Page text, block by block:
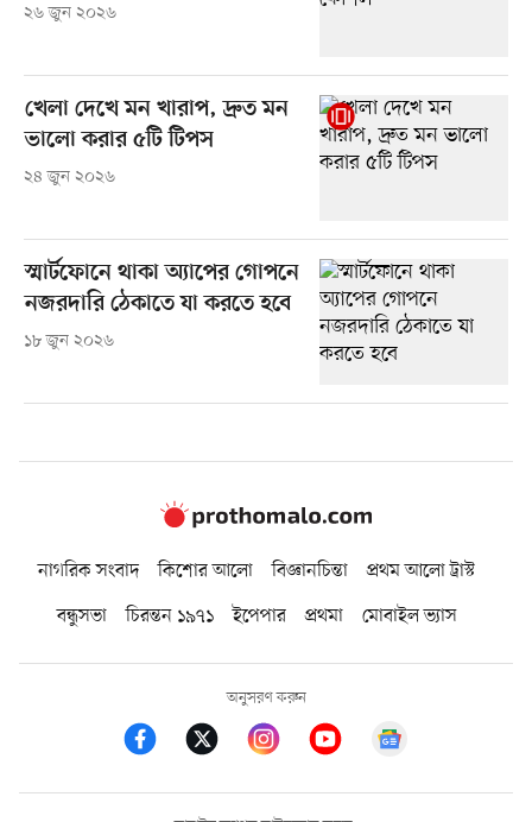
২৬ জুন ২০২৬
খেলা দেখে মন খারাপ, দ্রুত মন
ভালো করার ৫টি টিপস
২৪ জুন ২০২৬
স্মার্টফোনে থাকা অ্যাপের গোপনে
নজরদারি ঠেকাতে যা করতে হবে
১৮ জুন ২০২৬
নাগরিক সংবাদ কিশোর আলো বিজ্ঞানচিন্তা
প্রথম আলো ট্রাস্ট
বন্ধুসভা
চিরন্তন ১৯৭১ ইপেপার প্রথমা মোবাইল ভ্যাস
অনুসরণ করুন